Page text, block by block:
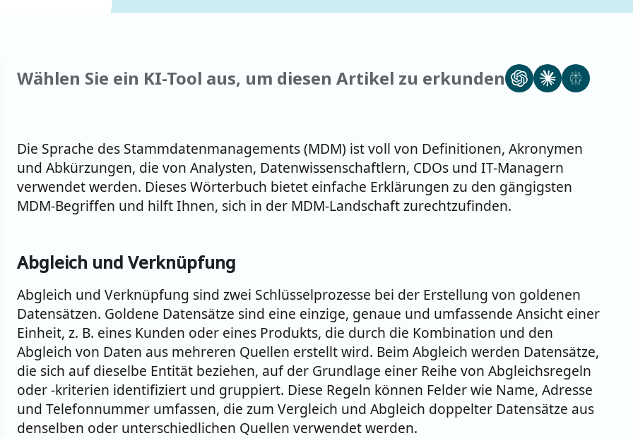
Wählen Sie ein KI-Tool aus, um diesen Artikel zu erkunden
Die Sprache des Stammdatenmanagements (MDM) ist voll von Definitionen, Akronymen
und Abkürzungen, die von Analysten, Datenwissenschaftlern, CDOs und IT-Managern
verwendet werden. Dieses Wörterbuch bietet einfache Erklärungen zu den gängigsten
MDM-Begriffen und hilft Ihnen, sich in der MDM-Landschaft zurechtzufinden.
Abgleich und Verknüpfung
Abgleich und Verknüpfung sind zwei Schlüsselprozesse bei der Erstellung von goldenen
Datensätzen. Goldene Datensätze sind eine einzige, genaue und umfassende Ansicht einer
Einheit, z. B. eines Kunden oder eines Produkts, die durch die Kombination und den
Abgleich von Daten aus mehreren Quellen erstellt wird. Beim Abgleich werden Datensätze,
die sich auf dieselbe Entität beziehen, auf der Grundlage einer Reihe von Abgleichsregeln
oder -kriterien identifiziert und gruppiert. Diese Regeln können Felder wie Name, Adresse
und Telefonnummer umfassen, die zum Vergleich und Abgleich doppelter Datensätze aus
denselben oder unterschiedlichen Quellen verwendet werden.